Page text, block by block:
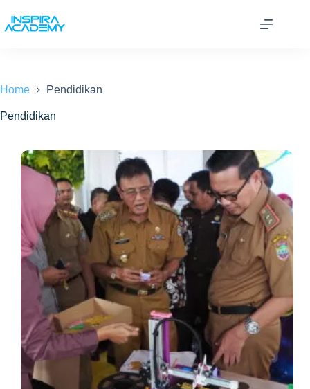
content
Home Pendidikan
Pendidikan